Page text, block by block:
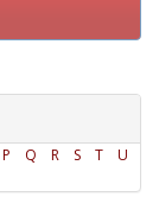
P Q R S T
U